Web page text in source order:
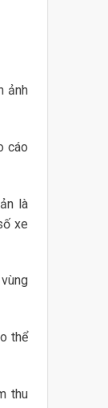
ảnh
cáo
là
xe
thể
thu